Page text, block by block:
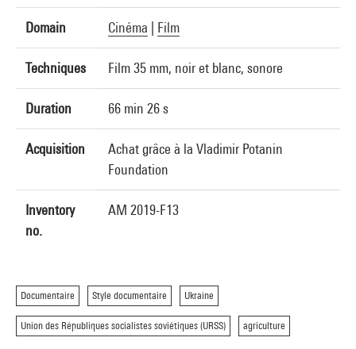
Domain Cinéma Film
Techniques Film 35 mm, noir et blanc, sonore
Duration 66 min 26 s
Acquisition
Achat grâce à la Vladimir Potanin
Foundation
Inventory
no.
AM 2019-F13
Documentaire Style documentaire Ukraine
Union des Républiques socialistes soviétiques (URSS) agriculture